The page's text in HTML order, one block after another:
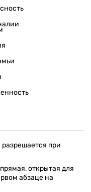
при
открытая для
абзаце на